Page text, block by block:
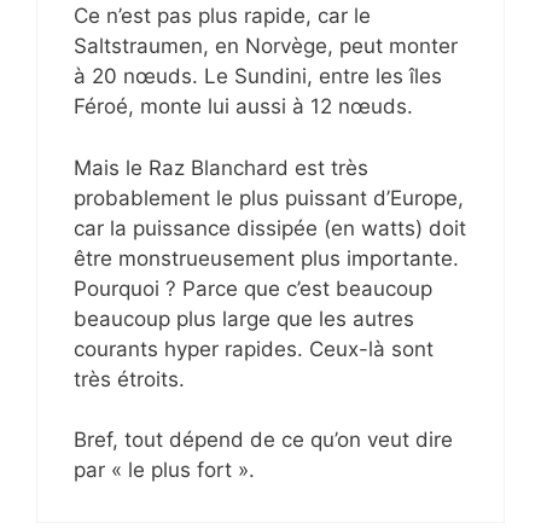
Ce n’est pas plus rapide, car le
Saltstraumen, en Norvège, peut monter
à 20 nœuds. Le Sundini, entre les îles
Féroé, monte lui aussi à 12 nœuds.
Mais le Raz Blanchard est très
probablement le plus puissant d’Europe,
car la puissance dissipée (en watts) doit
être monstrueusement plus importante.
Pourquoi ? Parce que c’est beaucoup
beaucoup plus large que les autres
courants hyper rapides. Ceux-là sont
très étroits.
Bref, tout dépend de ce qu’on veut dire
par « le plus fort ».